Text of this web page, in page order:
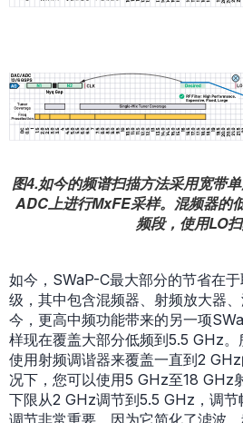
图4.如今的频谱扫描方法采用宽带
ADC上进行MxFE采样。混频器的
频段，使用LO扫
如今，SWaP-C最大部分的节省在
级，其中包含混频器、射频放大器
今，更高中频功能带来的另一项
样现在覆盖大部分低频到5.5 GHz
使用射频调谐器来覆盖一直到2
况下，您可以使用5 GHz至18 GHz
下限从2 GHz调节到5.5 GHz，调节